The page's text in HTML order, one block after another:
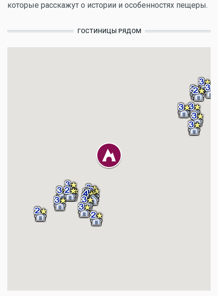
которые расскажут о истории и особенностях пещеры.
ГОСТИНИЦЫ РЯДОМ